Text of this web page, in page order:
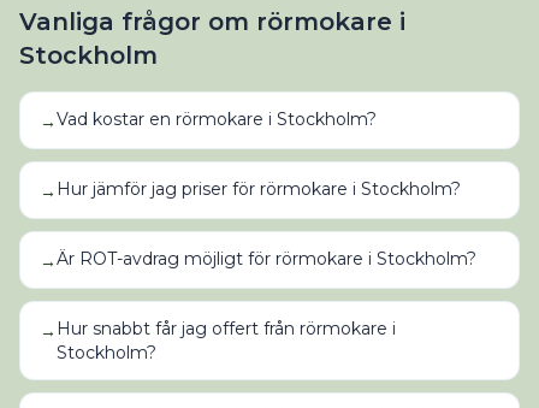
Vanliga frågor om rörmokare i
Stockholm
→Vad kostar en rörmokare i Stockholm?
→ Hur jämför jag priser för rörmokare i Stockholm?
→Är ROT-avdrag möjligt för rörmokare i Stockholm?
→ Hur snabbt får jag offert från rörmokare i
Stockholm?